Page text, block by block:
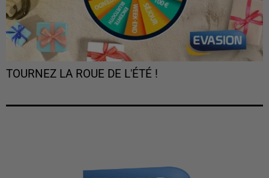
TOURNEZ LA ROUE DE L'ÉTÉ !